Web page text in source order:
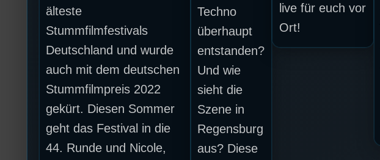
älteste
Stummfilmfestivals
Deutschland und wurde
auch mit dem deutschen
Stummfilmpreis 2022
gekürt. Diesen Sommer
geht das Festival in die
44. Runde und Nicole,
Techno
überhaupt
entstanden?
Und wie
sieht die
Szene in
Regensburg
aus? Diese
live für euch vor
Ort!